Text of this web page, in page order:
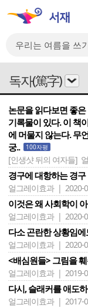
독자(篤字)
논문을 읽다보면 좋
기록물이 있다. 이 책
에 머물지 않는다. 무
궁..
100자평
[인생샷 뒤의 여자들]
경구에 대항하는 경구
얼그레이효과 | 2020-
이것은 왜 사회학이
얼그레이효과 | 2020-
다소 곤란한 상황임
얼그레이효과 | 2020-
<배심원들> 그림을
얼그레이효과 | 2019-
다시, 슬래커를 애도
얼그레이효과 | 2017-